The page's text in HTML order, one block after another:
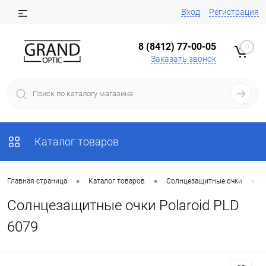
Вход Регистрация
8 (8412) 77-00-05
Заказать звонок
0
Каталог товаров
Главная страница • Каталог товаров • Солнцезащитные очки •
Солнцезащитные очки Polaroid PLD
6079